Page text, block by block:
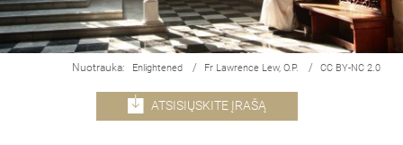
Nuotrauka: Enlightened / Fr Lawrence Lew, O.P. / CC BY-NC 2.0
ATSISIŲSKITE ĮRAŠĄ